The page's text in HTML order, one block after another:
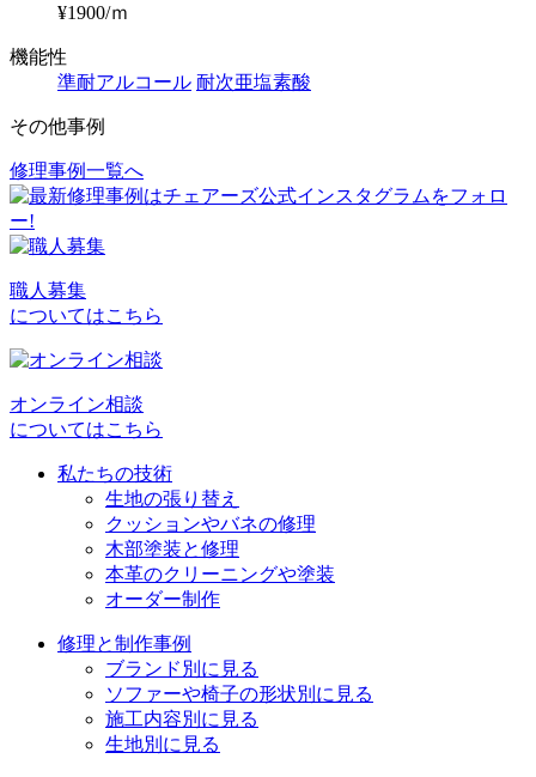
¥1900/ｍ
機能性
準耐アルコール 耐次亜塩素酸
その他事例
投
稿
ナ
ビ
ゲ
ー
シ
ョ
修理事例一覧へ
職人募集
についてはこちら
オンライン相談
についてはこちら
私たちの技術
生地の張り替え
クッションやバネの修理
木部塗装と修理
本革のクリーニングや塗装
オーダー制作
修理と制作事例
ブランド別に見る
ソファーや椅子の形状別に見る
施工内容別に見る
生地別に見る